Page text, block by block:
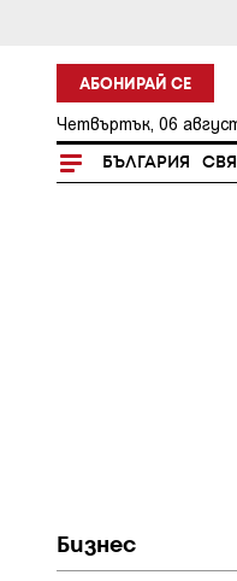
АБОНИРАЙ СЕ
Четвъртък, 06
БЪЛГАРИЯ
Бизнес